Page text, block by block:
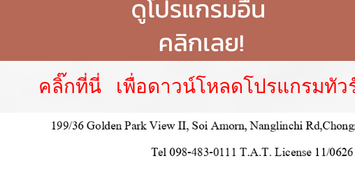
คลิ๊กที่นี่ เพื่อดาวน์โหลดโปรแกรมทัว